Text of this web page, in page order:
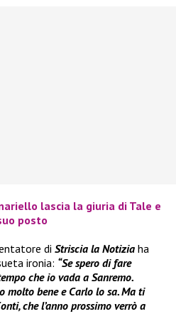
lascia la giuria di Tale e
posto
di Striscia la Notizia ha
ironia: “Se spero di fare
che io vada a Sanremo.
molto bene e Carlo lo sa. Ma ti
che l’anno prossimo verrò a